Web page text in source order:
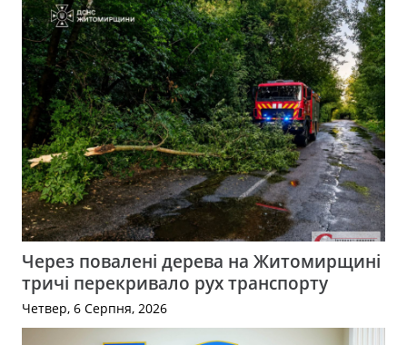
Через повалені дерева на Житомирщині
тричі перекривало рух транспорту
Четвер, 6 Серпня, 2026